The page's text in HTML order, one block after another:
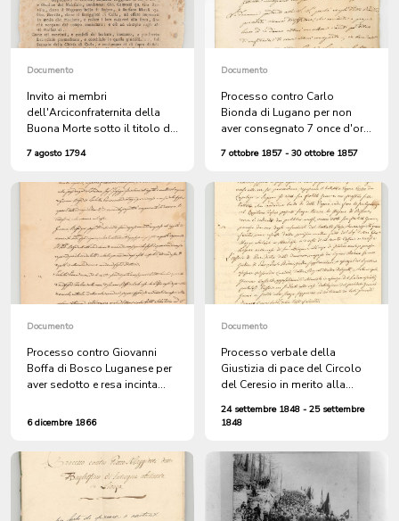
Documento
Invito ai membri
dell'Arciconfraternita della
Buona Morte sotto il titolo di
all'impiccagione di Giovanni
Magnano Bello, e di Stefano
Moresi di Colla, detto il
Boriggioni, colpevoli
dell'omicidio con rapina ai
danni di Agostino Motterlini
di Brescia, detto Bergamasco
7 agosto 1794
Documento
Processo contro Carlo
Bionda di Lugano per non
aver consegnato 7 once d'oro
(Argentina) da Pietro Fassora
7 ottobre 1857 - 30 ottobre 1857
Documento
Processo contro Giovanni
Boffa di Bosco Luganese per
aver sedotto e resa incinta
6 dicembre 1866
Documento
Processo verbale della
Giustizia di pace del Circolo
del Ceresio in merito alla
Garovi di Bissone per le ferite
Zenone in una lite scoppiata
sul battello a vapore Ticino di
ritorno da Capolago verso
Lugano, perché all'andata
non si era fermato a Bissone
24 settembre 1848 - 25 settembre
1848